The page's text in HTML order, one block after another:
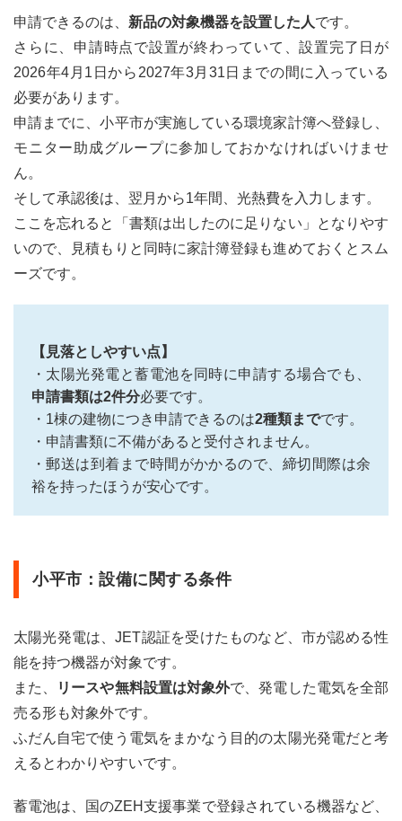
申請できるのは、 新品の対象機器を設置した人です。
さらに、申請時点で設置が終わっていて、設置完了日が
2026年4月1日から2027年3月31日までの間に入っている
必要があります。
申請までに、小平市が実施している環境家計簿へ登録し、
モニター助成グループに参加しておかなければいけませ
ん。
そして承認後は、翌月から1年間、光熱費を入力します。
ここを忘れると「書類は出したのに足りない」となりやす
いので、見積もりと同時に家計簿登録も進めておくとスム
ーズです。
【見落としやすい点】
・太陽光発電と蓄電池を同時に申請する場合でも、
申請書類は2件分必要です。
・1棟の建物につき申請できるのは2種類までです。
・申請書類に不備があると受付されません。
・郵送は到着まで時間がかかるので、締切間際は余
裕を持ったほうが安心です。
小平市：設備に関する条件
太陽光発電は、JET認証を受けたものなど、市が認める性
能を持つ機器が対象です。
また、
リースや無料設置は対象外で、発電した電気を全部
売る形も対象外です。
ふだん自宅で使う電気をまかなう目的の太陽光発電だと考
えるとわかりやすいです。
蓄電池は、国のZEH支援事業で登録されている機器など、